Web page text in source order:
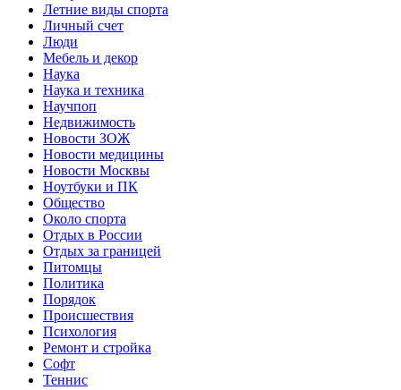
Летние виды спорта
Личный счет
Люди
Мебель и декор
Наука
Наука и техника
Научпоп
Недвижимость
Новости ЗОЖ
Новости медицины
Новости Москвы
Ноутбуки и ПК
Общество
Около спорта
Отдых в России
Отдых за границей
Питомцы
Политика
Порядок
Происшествия
Психология
Ремонт и стройка
Софт
Теннис